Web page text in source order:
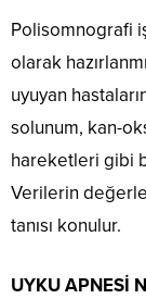
Polisomnografi
olarak
uyuyan
solunum, kan-
hareketleri gibi
Verilerin
tanısı konulur.
UYKU APNESİ